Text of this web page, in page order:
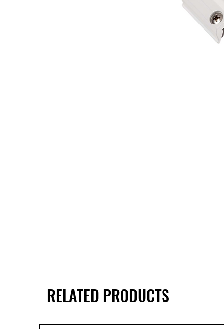
RELATED PRODUCTS